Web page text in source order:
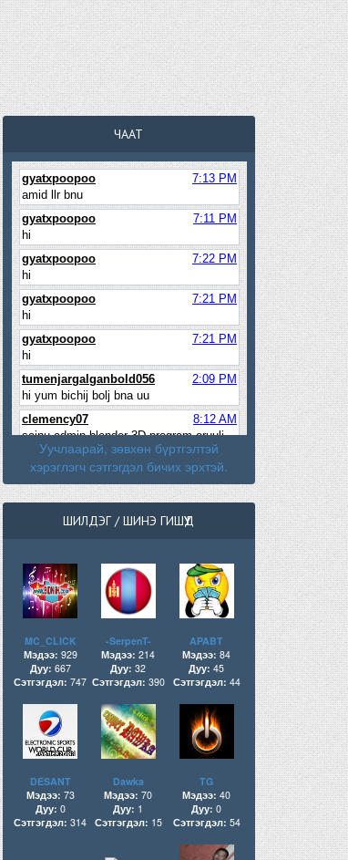
ЧААТ
Уучлаарай, зөвхөн бүртгэлтэй
хэрэглэгч сэтгэгдэл бичих эрхтэй.
ШИЛДЭГ / ШИНЭ ГИШҮҮД
MC_CLICK
Мэдээ: 929
Дуу: 667
Сэтгэгдэл:747
-SerpenT-
Мэдээ: 214
Дуу: 32
Сэтгэгдэл: 390
APABT
Мэдээ: 84
Дуу: 45
Сэтгэгдэл: 44
DESANT
Мэдээ: 73
Дуу: 0
Сэтгэгдэл:314
Dawka
Мэдээ: 70
Дуу: 1
Сэтгэгдэл: 15
TG
Мэдээ: 40
Дуу: 0
Сэтгэгдэл: 54